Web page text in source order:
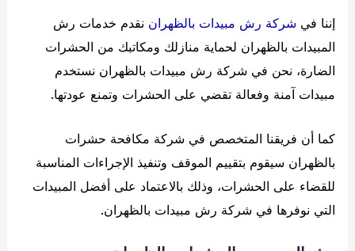
إننا في شركة رش مبيدات بالظهران نقدم خدمات رش
المبيدات بالظهران لحماية منازلك ومكاتبك من الحشرات
الضارة، نحن في شركة رش مبيدات بالظهران نستخدم
مبيدات آمنة وفعالة تقضي على الحشرات وتمنع عودتها.
كما أن فريقنا المتخصص في شركة مكافحة حشرات
بالظهران سيقوم بتقييم الموقف وتنفيذ الإجراءات المناسبة
للقضاء على الحشرات، وذلك بالاعتماد على أفضل المبيدات
التي نوفرها في شركة رش مبيدات بالظهران.